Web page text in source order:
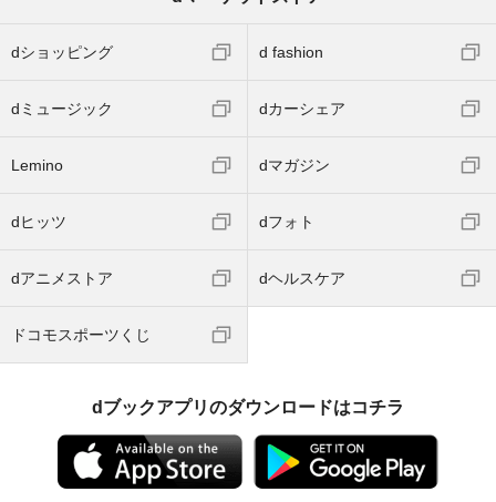
dショッピング d fashion
dミュージック dカーシェア
Lemino dマガジン
dヒッツ dフォト
dアニメストア dヘルスケア
ドコモスポーツくじ
dブックアプリのダウンロードはコチラ